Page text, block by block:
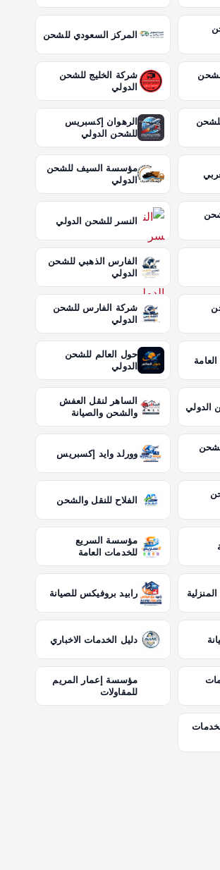
المركز السعودي للشحن
شركة الخليج للشحن
الدولي
الرهوان إكسبريس
للشحن الدولي
مؤسسة السيف للشحن
الدولي
النسر للشحن الدولي
الفارس الذهبي للشحن
الدولي
شركة الفارس للشحن
الدولي
حول العالم للشحن
الدولي
الدولي
الساهر لنقل العفش
والشحن والصيانة
وورلد وايد إكسبريس
الفلاح للنقل والشحن
مؤسسة السريع
للخدمات العامة
رابيد بروفيكس للصيانة
دليل الخدمات الاخباري
مؤسسة إعمار المريم
للمقاولات